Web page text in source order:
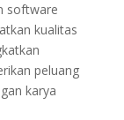
software
kualitas
peluang
karya